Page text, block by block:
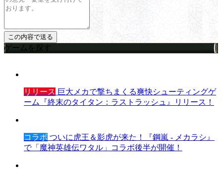
ゲームを探す
リリース 巨大メカで撃ちまくる爽快シューティングゲ
ーム『終末のタイタン：ラストラッシュ』リリース！
コラボ ついに虎王＆影虎が来た！『鋼嵐 - メカラシ』
で「魔神英雄伝ワタル」コラボ後半が開催！